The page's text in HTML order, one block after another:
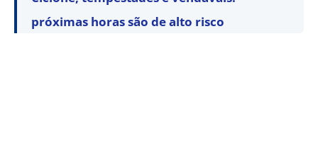
próximas horas são de alto risco